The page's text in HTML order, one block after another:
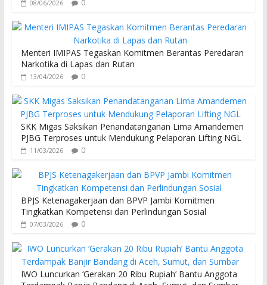
08/06/2026 0
Menteri IMIPAS Tegaskan Komitmen Berantas Peredaran
Narkotika di Lapas dan Rutan
13/04/2026 0
SKK Migas Saksikan Penandatanganan Lima Amandemen
PJBG Terproses untuk Mendukung Pelaporan Lifting NGL
11/03/2026 0
BPJS Ketenagakerjaan dan BPVP Jambi Komitmen
Tingkatkan Kompetensi dan Perlindungan Sosial
07/03/2026 0
IWO Luncurkan ‘Gerakan 20 Ribu Rupiah’ Bantu Anggota